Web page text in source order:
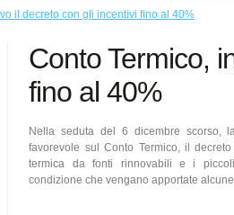
il decreto con gli incentivi fino al 40%
Conto Termico,
fino al 40%
Nella seduta del 6 dicembre scorso,
favorevole sul Conto Termico, il
termica da fonti rinnovabili e i
condizione che vengano apportate